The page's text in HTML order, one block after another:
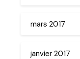
mars 2017
janvier 2017